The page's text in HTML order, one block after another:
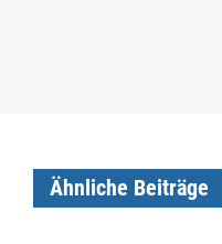
Ähnliche Beiträge